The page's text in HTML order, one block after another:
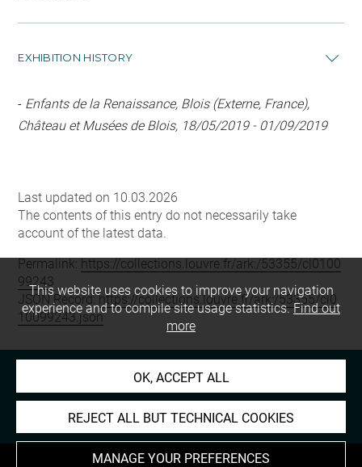
EXHIBITION HISTORY
- Enfants de la Renaissance, Blois (Externe, France),
Château et Musées de Blois, 18/05/2019 - 01/09/2019
Last updated on 10.03.2026
The contents of this entry do not necessarily take
account of the latest data.
Permalink: https://collections.louvre.fr/ark:/53355/cl0100
99243
JSON Record:https://collections.louvre.fr/ark:/53355/cl0
10099243.json
This website uses cookies to improve your navigation
experience and to compile site usage statistics.Find out
more
OK, ACCEPT ALL
REJECT ALL BUT TECHNICAL COOKIES
MANAGE YOUR PREFERENCES